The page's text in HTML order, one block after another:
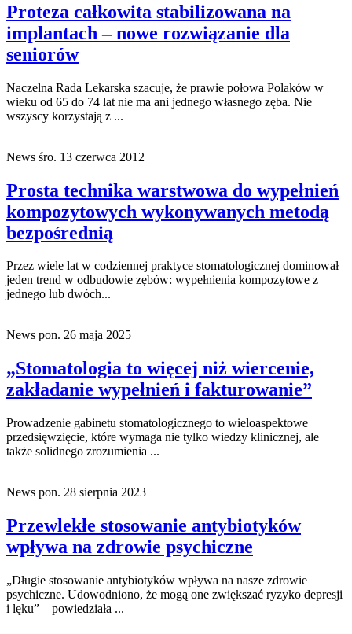
Proteza całkowita stabilizowana na
implantach – nowe rozwiązanie dla
seniorów
Naczelna Rada Lekarska szacuje, że prawie połowa Polaków w
wieku od 65 do 74 lat nie ma ani jednego własnego zęba. Nie
wszyscy korzystają z ...
News śro. 13 czerwca 2012
Prosta technika warstwowa do wypełnień
kompozytowych wykonywanych metodą
bezpośrednią
Przez wiele lat w codziennej praktyce stomatologicznej dominował
jeden trend w odbudowie zębów: wypełnienia kompozytowe z
jednego lub dwóch...
News pon. 26 maja 2025
„Stomatologia to więcej niż wiercenie,
zakładanie wypełnień i fakturowanie”
Prowadzenie gabinetu stomatologicznego to wieloaspektowe
przedsięwzięcie, które wymaga nie tylko wiedzy klinicznej, ale
także solidnego zrozumienia ...
News pon. 28 sierpnia 2023
Przewlekłe stosowanie antybiotyków
wpływa na zdrowie psychiczne
„Długie stosowanie antybiotyków wpływa na nasze zdrowie
psychiczne. Udowodniono, że mogą one zwiększać ryzyko depresji
i lęku” – powiedziała ...